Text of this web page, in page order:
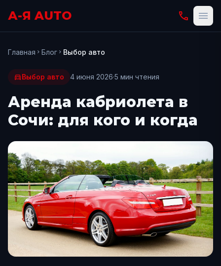
А-Я AUTO phone menu
Главная chevron_right Блог chevron_right Выбор авто
directions_carВыбор авто 4 июня 2026·5 мин чтения
Аренда кабриолета в
Сочи: для кого и когда